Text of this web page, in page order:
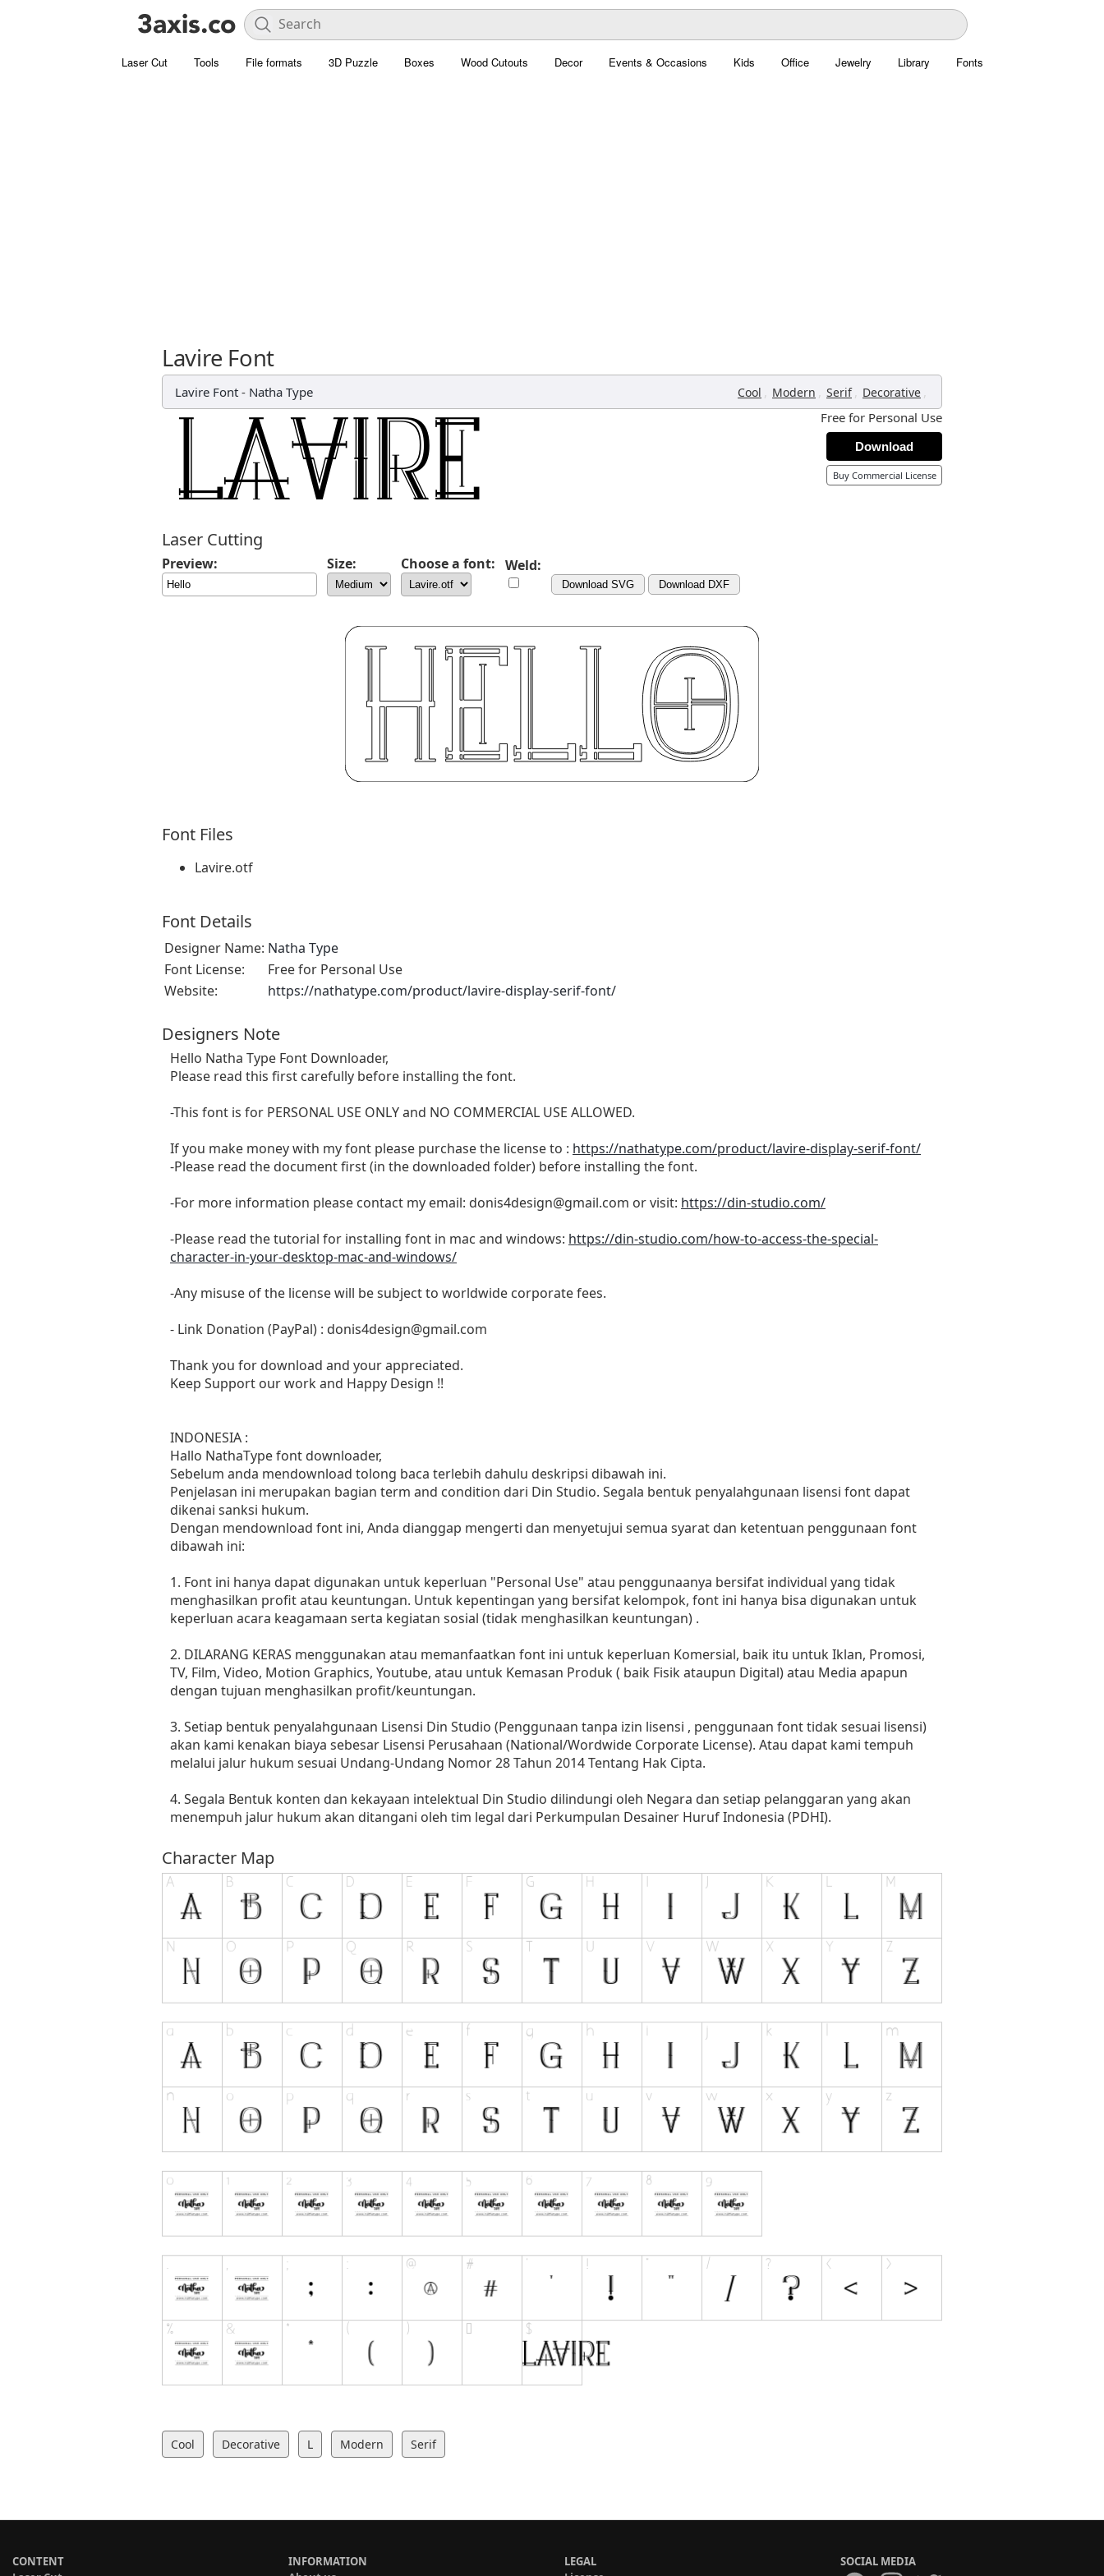
Laser Cut Tools File formats 3D Puzzle Boxes Wood Cutouts Decor Events & Occasions Kids Office Jewelry Library Fonts
Lavire Font
Lavire Font - Natha Type Cool , Modern , Serif , Decorative ,
Free for Personal Use
Download
Buy Commercial License
Laser Cutting
Preview: Size: Choose a font: Weld:
Download SVG Download DXF
Font Files
Lavire.otf
Font Details
Designer Name: Natha Type
Font License:
Free for Personal Use
Website:
https://nathatype.com/product/lavire-display-serif-font/
Designers Note
Hello Natha Type Font Downloader,
Please read this first carefully before installing the font.
-This font is for PERSONAL USE ONLY and NO COMMERCIAL USE ALLOWED.
If you make money with my font please purchase the license to : https://nathatype.com/product/lavire-display-serif-font/
-Please read the document first (in the downloaded folder) before installing the font.
-For more information please contact my email: donis4design@gmail.com or visit: https://din-studio.com/
-Please read the tutorial for installing font in mac and windows: https://din-studio.com/how-to-access-the-special-
character-in-your-desktop-mac-and-windows/
-Any misuse of the license will be subject to worldwide corporate fees.
- Link Donation (PayPal) : donis4design@gmail.com
Thank you for download and your appreciated.
Keep Support our work and Happy Design !!
INDONESIA :
Hallo NathaType font downloader,
Sebelum anda mendownload tolong baca terlebih dahulu deskripsi dibawah ini.
Penjelasan ini merupakan bagian term and condition dari Din Studio. Segala bentuk penyalahgunaan lisensi font dapat
dikenai sanksi hukum.
Dengan mendownload font ini, Anda dianggap mengerti dan menyetujui semua syarat dan ketentuan penggunaan font
dibawah ini:
1. Font ini hanya dapat digunakan untuk keperluan "Personal Use" atau penggunaanya bersifat individual yang tidak
menghasilkan profit atau keuntungan. Untuk kepentingan yang bersifat kelompok, font ini hanya bisa digunakan untuk
keperluan acara keagamaan serta kegiatan sosial (tidak menghasilkan keuntungan) .
2. DILARANG KERAS menggunakan atau memanfaatkan font ini untuk keperluan Komersial, baik itu untuk Iklan, Promosi,
TV, Film, Video, Motion Graphics, Youtube, atau untuk Kemasan Produk ( baik Fisik ataupun Digital) atau Media apapun
dengan tujuan menghasilkan profit/keuntungan.
3. Setiap bentuk penyalahgunaan Lisensi Din Studio (Penggunaan tanpa izin lisensi , penggunaan font tidak sesuai lisensi)
akan kami kenakan biaya sebesar Lisensi Perusahaan (National/Wordwide Corporate License). Atau dapat kami tempuh
melalui jalur hukum sesuai Undang-Undang Nomor 28 Tahun 2014 Tentang Hak Cipta.
4. Segala Bentuk konten dan kekayaan intelektual Din Studio dilindungi oleh Negara dan setiap pelanggaran yang akan
menempuh jalur hukum akan ditangani oleh tim legal dari Perkumpulan Desainer Huruf Indonesia (PDHI).
Character Map
Cool Decorative L Modern Serif
CONTENT
INFORMATION
LEGAL
SOCIAL MEDIA